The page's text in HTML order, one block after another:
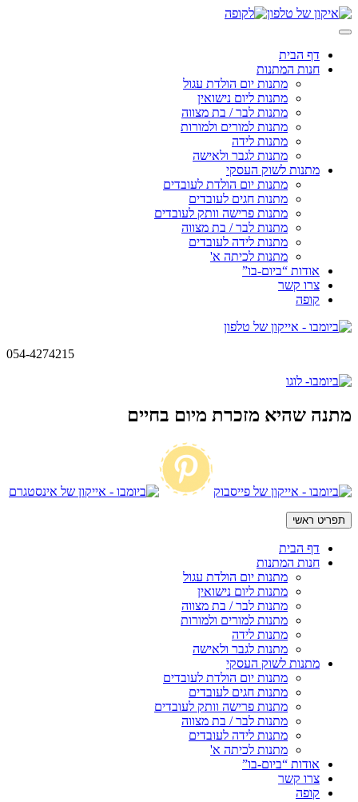
Skip
to
דף הבית
חנות המתנות
מתנות יום הולדת עגול
מתנות ליום נישואין
מתנות לבר / בת מצווה
מתנות למורים ולמורות
מתנות לידה
מתנות לגבר ולאישה
מתנות לשוק העסקי
מתנות יום הולדת לעובדים
מתנות חגים לעובדים
מתנות פרישה וותק לעובדים
מתנות לבר / בת מצווה
מתנות לידה לעובדים
מתנות לכיתה א'
אודות “ביום-בו”
צרו קשר
קופה
054-4274215
מתנה שהיא מזכרת מיום בחיים
תפריט ראשי
דף הבית
חנות המתנות
מתנות יום הולדת עגול
מתנות ליום נישואין
מתנות לבר / בת מצווה
מתנות למורים ולמורות
מתנות לידה
מתנות לגבר ולאישה
מתנות לשוק העסקי
מתנות יום הולדת לעובדים
מתנות חגים לעובדים
מתנות פרישה וותק לעובדים
מתנות לבר / בת מצווה
מתנות לידה לעובדים
מתנות לכיתה א'
אודות “ביום-בו”
צרו קשר
קופה